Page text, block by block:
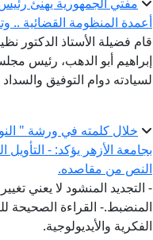
أعمدة المنظومة القضائية ..
قام فضيلة الأستاذ الدكتور
إبراهيم أبو الدهب، رئيس
لسيادته دوام التوفيق
خلال كلمته في ورشة "
بجامعة الأزهر يؤكد: -
النص من مقاصده.
- التجديد المنشود لا يعني
المنضبط.- القراءة الصحيحة
الفكرية والأيديولوجية.